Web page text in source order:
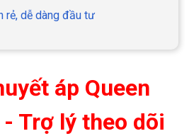
rẻ, dễ dàng đầu tư
áp Queen
Trợ lý theo dõi